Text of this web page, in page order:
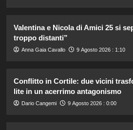
2
3
sfogo contro
con Giovanni.
Valentina e Nicola di Amici 25 si
troppo distanti”
Anna Gaia Cavallo 9 Agosto 2026 : 1:10
Conflitto in Cortile: due vicini
lite in un acerrimo antagonismo
Dario Cangemi 9 Agosto 2026 : 0:00